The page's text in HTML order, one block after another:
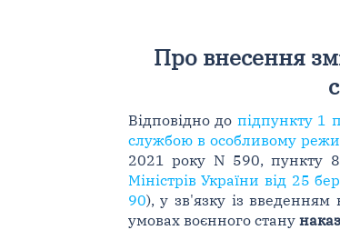
Про внесення
Відповідно до підпункту 1
службою в особливому
2021 року N 590, пункту 8
Міністрів України від 25
90), у зв'язку із
умовах воєнного стану